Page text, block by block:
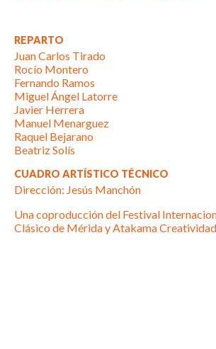
REPARTO
Juan Carlos Tirado
Rocío Montero
Fernando Ramos
Miguel Ángel Latorre
Javier Herrera
Manuel Menarguez
Raquel Bejarano
Beatriz Solís
CUADRO ARTÍSTICO TÉCNICO
Dirección: Jesús Manchón
Una coproducción del Festival
Clásico de Mérida y Atakama